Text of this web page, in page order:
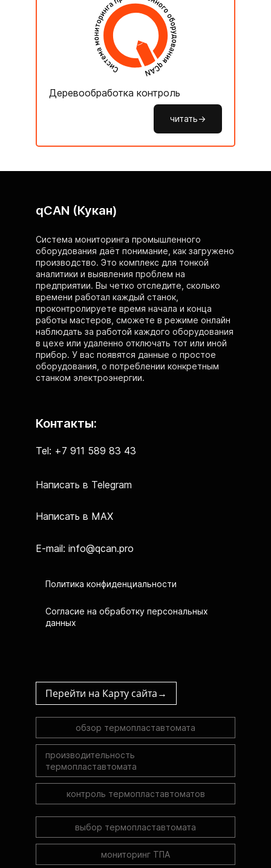
Деревообработка контроль
читать->
qCAN (Кукан)
Система мониторинга промышленного
оборудования даёт понимание, как загружено
производство. Это комплекс для тонкой
аналитики и выявления проблем на
предприятии. Вы четко отследите, сколько
времени работал каждый станок,
проконтролируете время начала и конца
работы мастеров, сможете в режиме онлайн
наблюдать за работой каждого оборудования
в цехе или удаленно отключать тот или иной
прибор. У вас появятся данные о простое
оборудования, о потреблении конкретным
станком электроэнергии.
Контакты:
Tel: +7 911 589 83 43
Написать в Telegram
Написать в MAX
E-mail: info@qcan.pro
Политика конфиденциальности
Согласие на обработку персональных
данных
Перейти на Карту сайта→
обзор термопластавтомата
производительность
термопластавтомата
контроль термопластавтоматов
выбор термопластавтомата
мониторинг ТПА